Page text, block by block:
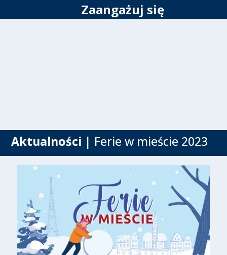
Zaangażuj się
Aktualności | Ferie w mieście 2023